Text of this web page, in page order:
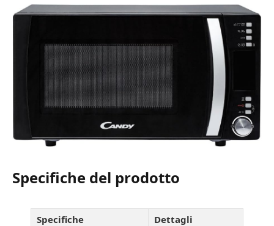
Specifiche del prodotto
Specifiche Dettagli